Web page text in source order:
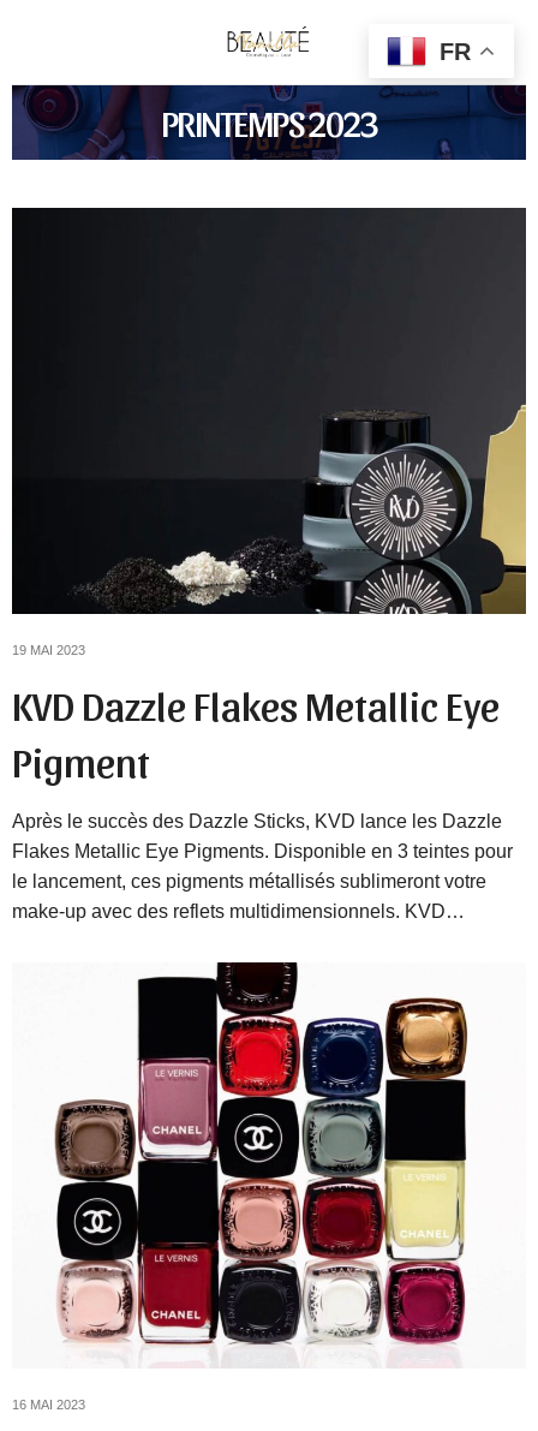
PRINTEMPS 2023
19 MAI 2023
KVD Dazzle Flakes Metallic Eye
Pigment
Après le succès des Dazzle Sticks, KVD lance les Dazzle
Flakes Metallic Eye Pigments. Disponible en 3 teintes pour
le lancement, ces pigments métallisés sublimeront votre
make-up avec des reflets multidimensionnels. KVD…
16 MAI 2023
FR